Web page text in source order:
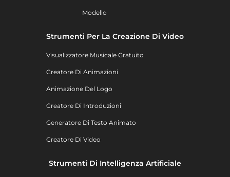
Modello
Strumenti Per La Creazione Di Video
Visualizzatore Musicale Gratuito
Creatore Di Animazioni
Animazione Del Logo
Creatore Di Introduzioni
Generatore Di Testo Animato
Creatore Di Video
Strumenti Di Intelligenza Artificiale